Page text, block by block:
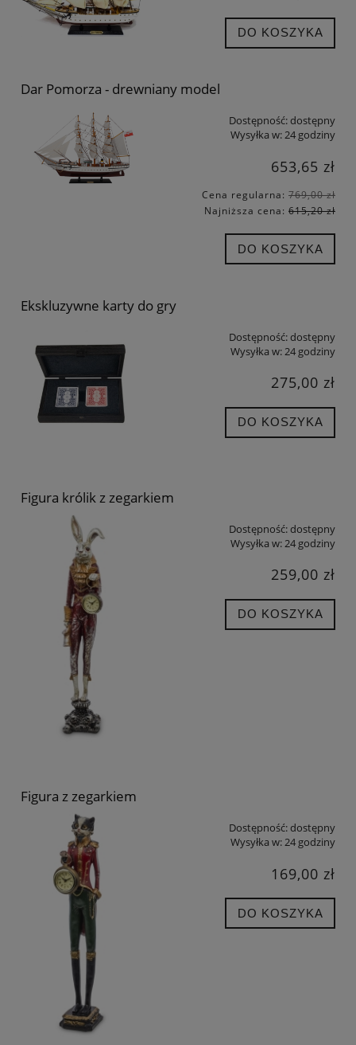
DO KOSZYKA
Dar Pomorza - drewniany model
Dostępność:dostępny
Wysyłka w:24 godziny
653,65 zł
Cena regularna: 769,00 zł
Najniższa cena: 615,20 zł
DO KOSZYKA
Ekskluzywne karty do gry
Dostępność:dostępny
Wysyłka w:24 godziny
275,00 zł
DO KOSZYKA
Figura królik z zegarkiem
Dostępność:dostępny
Wysyłka w: 24 godziny
259,00 zł
DO KOSZYKA
Figura z zegarkiem
Dostępność:dostępny
Wysyłka w:24 godziny
169,00 zł
DO KOSZYKA